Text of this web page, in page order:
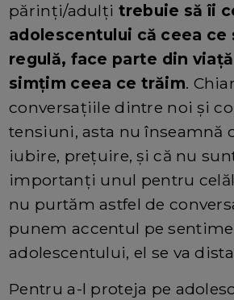
părinți/adulți trebuie să îi
adolescentului că ceea ce
regulă, face parte din
simțim ceea ce trăim.
conversațiile dintre noi și
tensiuni, asta nu înseamnă
iubire, prețuire, și că nu
importanți unul pentru
nu purtăm astfel de
punem accentul pe
adolescentului, el se va
Pentru a-l proteja pe